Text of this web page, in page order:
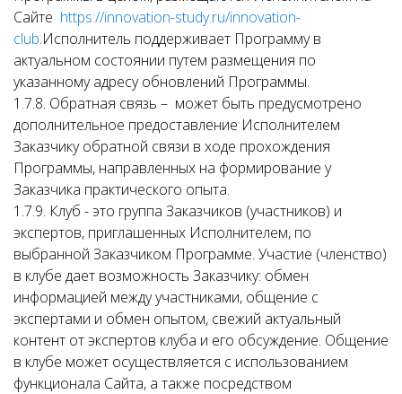
Сайте https://innovation-study.ru/innovation-
club.Исполнитель поддерживает Программу в
актуальном состоянии путем размещения по
указанному адресу обновлений Программы.
1.7.8. Обратная связь – может быть предусмотрено
дополнительное предоставление Исполнителем
Заказчику обратной связи в ходе прохождения
Программы, направленных на формирование у
Заказчика практического опыта.
1.7.9. Клуб - это группа Заказчиков (участников) и
экспертов, приглашенных Исполнителем, по
выбранной Заказчиком Программе. Участие (членство)
в клубе дает возможность Заказчику: обмен
информацией между участниками, общение с
экспертами и обмен опытом, свежий актуальный
контент от экспертов клуба и его обсуждение. Общение
в клубе может осуществляется с использованием
функционала Сайта, а также посредством